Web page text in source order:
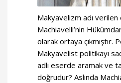
Makyavelizm adı verilen
Machiavelli’nin
olarak ortaya çıkmıştır.
Makyavelist politikayı
adlı eserde aramak ve
doğrudur? Aslında